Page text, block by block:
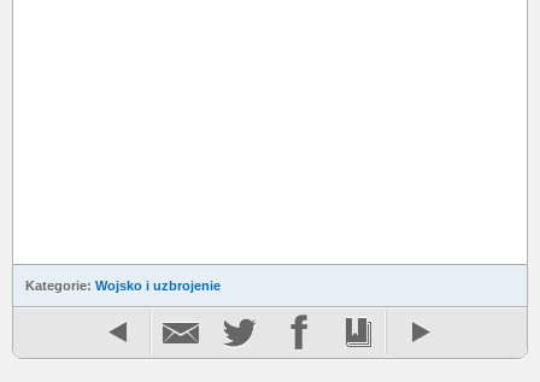
Kategorie: Wojsko i uzbrojenie